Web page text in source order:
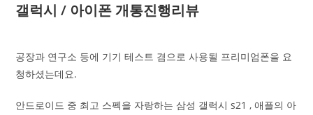
갤럭시 / 아이폰 개통진행리뷰
공장과 연구소 등에 기기 테스트 겸으로 사용될 프리미엄폰을 요
청하셨는데요.
안드로이드 중 최고 스펙을 자랑하는 삼성 갤럭시 s21 , 애플의 아